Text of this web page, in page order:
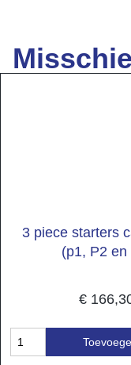
3 piece starters
(p1, P2 en
€